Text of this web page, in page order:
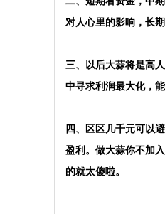
对人心里的影响，长
三、 以后大蒜将是高
中寻求利润最大化，
四、区区几千元可以
盈利。做大蒜你不加
的就太傻啦。